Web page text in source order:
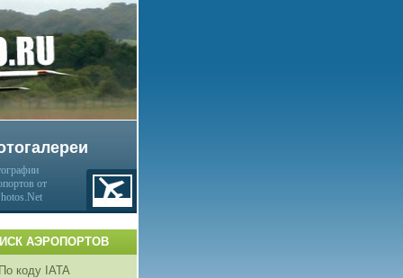
от
АЭРОПОРТОВ
По коду IATA